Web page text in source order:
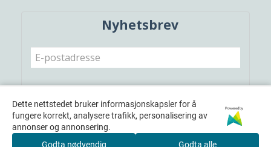
Nyhetsbrev
Dette nettstedet bruker informasjonskapsler for å
fungere korrekt, analysere trafikk, personalisering av
annonser og annonsering.
Powered by
Godta nødvendig Godta alle